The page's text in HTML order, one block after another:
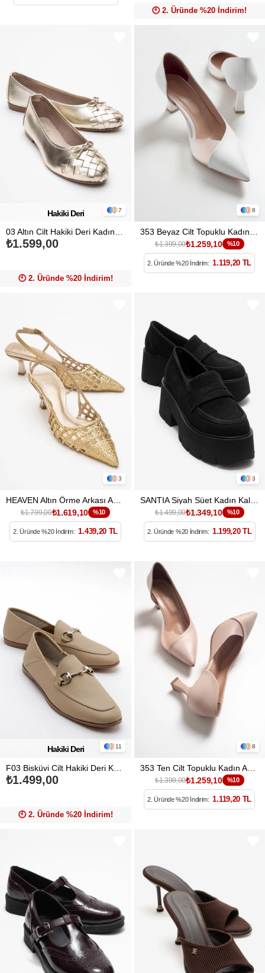
🕙️ 2. Üründe %20 İndirim!
7
03 Altın Cilt Hakiki Deri Kadın Babet Ayakkabı
₺1.599,00
🕙️ 2. Üründe %20 İndirim!
Hakiki Deri 8
353 Beyaz Cilt Topuklu Kadın Ayakkabı
₺1.399,00₺1.259,10 %10
2. Üründe %20 İndirim: 1.119,20 TL
3
₺1.799,00₺1.619,10 %10
2. Üründe %20 İndirim: 1.439,20 TL
3
SANTIA Siyah Süet Kadın Kalın Tabanlı Loafer Ayakkabı
₺1.499,00₺1.349,10 %10
2. Üründe %20 İndirim: 1.199,20 TL
11
₺1.499,00
🕙️ 2. Üründe %20 İndirim!
Hakiki Deri 8
353 Ten Cilt Topuklu Kadın Ayakkabı
₺1.399,00₺1.259,10 %10
2. Üründe %20 İndirim: 1.119,20 TL